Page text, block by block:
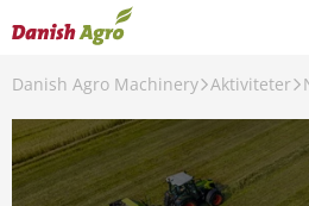
Danish Agro Machinery Aktiviteter
Tilbage!!
Aktiviteter
Events